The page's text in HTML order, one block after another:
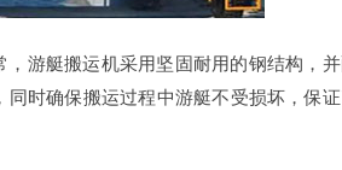
游艇搬运机采用坚固耐用的钢结构，
时确保搬运过程中游艇不受损坏，保证